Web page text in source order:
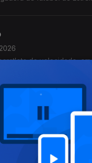
de velocidade,
o significado do
de descida de divisão.